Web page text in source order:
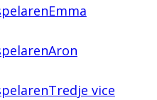
Emma
Aron
Tredje vice